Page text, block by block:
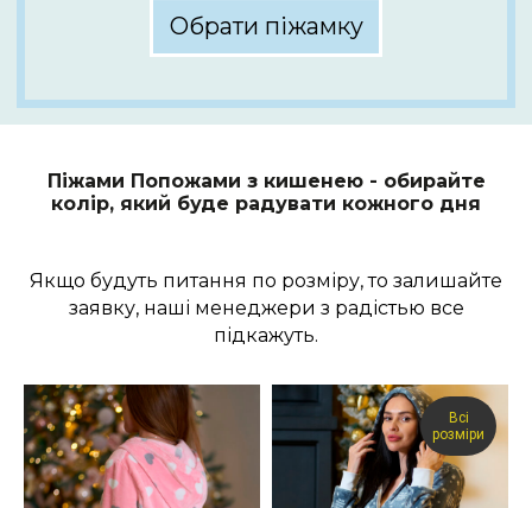
Піжами Попожами з кишенею - обирайте
колір, який буде радувати кожного дня
Якщо будуть питання по розміру, то залишайте
заявку, наші менеджери з радістью все
підкажуть.
Всі
розміри